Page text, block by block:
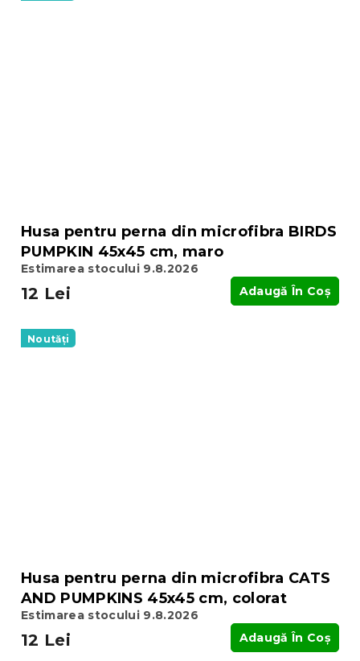
Husa pentru perna din microfibra BIRDS
PUMPKIN 45x45 cm, maro
Estimarea stocului 9.8.2026
12 Lei Adaugă În Coş
Noutăți
Husa pentru perna din microfibra CATS
AND PUMPKINS 45x45 cm, colorat
Estimarea stocului 9.8.2026
12 Lei Adaugă În Coş